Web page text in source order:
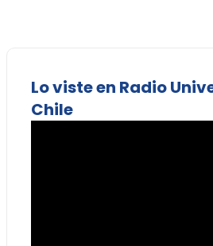
Lo viste en Radio
Chile